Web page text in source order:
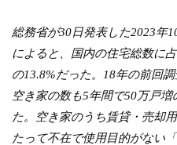
総務省が30日発表した2023年
によると、国内の住宅総数に
の13.8%だった。18年の前回
空き家の数も5年間で50万戸
た。空き家のうち賃貸・売却
たって不在で使用目的がない